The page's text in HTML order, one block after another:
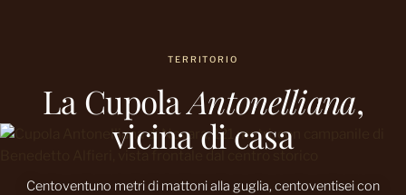
TERRITORIO
La CupolaAntonelliana,
vicina di casa
Centoventuno metri di mattoni alla guglia, centoventisei con